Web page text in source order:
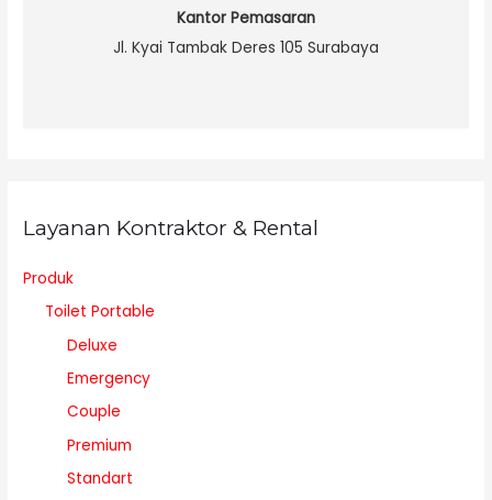
Kantor Pemasaran
Jl. Kyai Tambak Deres 105 Surabaya
Layanan Kontraktor & Rental
Produk
Toilet Portable
Deluxe
Emergency
Couple
Premium
Standart